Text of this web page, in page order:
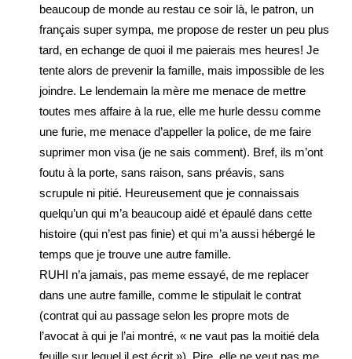
beaucoup de monde au restau ce soir là, le patron, un
français super sympa, me propose de rester un peu plus
tard, en echange de quoi il me paierais mes heures! Je
tente alors de prevenir la famille, mais impossible de les
joindre. Le lendemain la mère me menace de mettre
toutes mes affaire à la rue, elle me hurle dessu comme
une furie, me menace d’appeller la police, de me faire
suprimer mon visa (je ne sais comment). Bref, ils m’ont
foutu à la porte, sans raison, sans préavis, sans
scrupule ni pitié. Heureusement que je connaissais
quelqu’un qui m’a beaucoup aidé et épaulé dans cette
histoire (qui n’est pas finie) et qui m’a aussi hébergé le
temps que je trouve une autre famille.
RUHI n’a jamais, pas meme essayé, de me replacer
dans une autre famille, comme le stipulait le contrat
(contrat qui au passage selon les propre mots de
l’avocat à qui je l’ai montré, « ne vaut pas la moitié dela
feuille sur lequel il est écrit »). Pire, elle ne veut pas me